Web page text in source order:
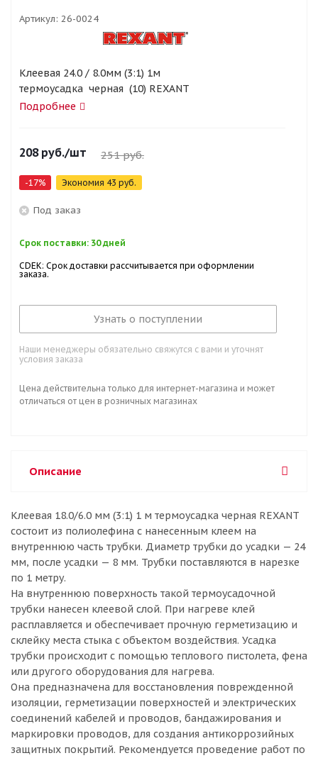
Артикул: 26-0024
Клеевая 24.0 / 8.0мм (3:1) 1м
термоусадка черная (10) REXANT
Подробнее
208руб./шт 251руб.
-17% Экономия 43 руб.
Под заказ
Срок поставки: 30 дней
CDEK: Срок доставки рассчитывается при оформлении
заказа.
Узнать о поступлении
Наши менеджеры обязательно свяжутся с вами и уточнят
условия заказа
Цена действительна только для интернет-магазина и может
отличаться от цен в розничных магазинах
Описание
Клеевая 18.0/6.0 мм (3:1) 1 м термоусадка черная REXANT
состоит из полиолефина с нанесенным клеем на
внутреннюю часть трубки. Диаметр трубки до усадки — 24
мм, после усадки — 8 мм. Трубки поставляются в нарезке
по 1 метру.
На внутреннюю поверхность такой термоусадочной
трубки нанесен клеевой слой. При нагреве клей
расплавляется и обеспечивает прочную герметизацию и
склейку места стыка с объектом воздействия. Усадка
трубки происходит с помощью теплового пистолета, фена
или другого оборудования для нагрева.
Она предназначена для восстановления поврежденной
изоляции, герметизации поверхностей и электрических
соединений кабелей и проводов, бандажирования и
маркировки проводов, для создания антикоррозийных
защитных покрытий. Рекомендуется проведение работ по